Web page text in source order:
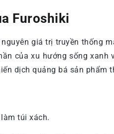
Furoshiki
giá trị truyền thống
của xu hướng sống
dịch quảng bá sản phẩm